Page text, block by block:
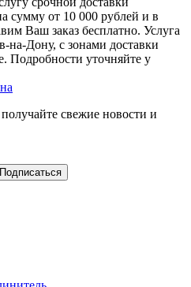
сумму от 10 000 рублей и в
Ваш заказ бесплатно. Услуга
на-Дону, с зонами доставки
Подробности уточняйте у
свежие новости и